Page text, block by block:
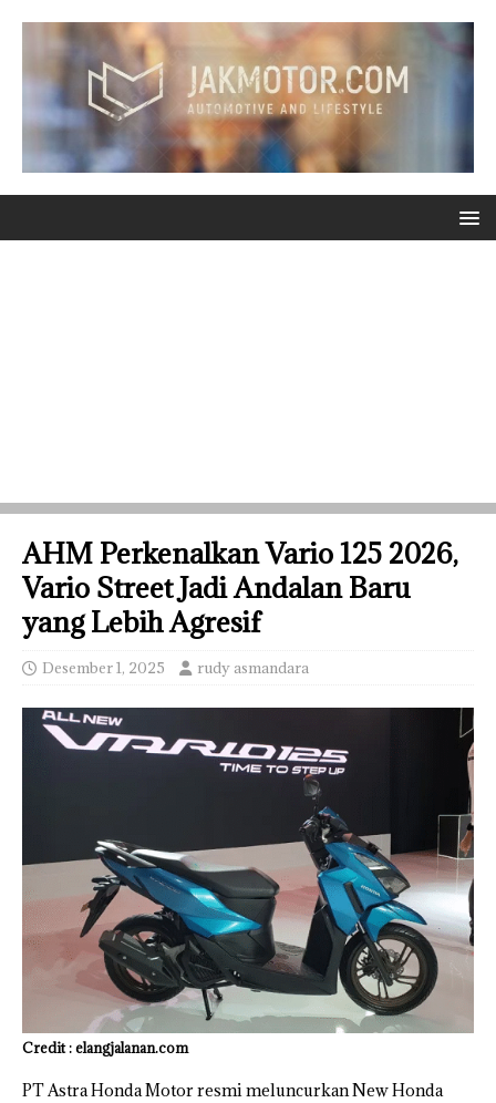
AHM Perkenalkan Vario 125 2026,
Vario Street Jadi Andalan Baru
yang Lebih Agresif
Desember 1, 2025 rudy asmandara
Credit : elangjalanan.com
PT Astra Honda Motor resmi meluncurkan New Honda